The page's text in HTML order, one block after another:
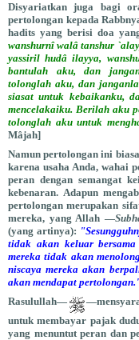
Disyariatkan juga bagi
pertolongan kepada
hadits yang berisi doa
wanshurnî walâ tanshur
yassiril hudâ ilayya,
bantulah aku, dan
tolonglah aku, dan
siasat untuk kebaikanku,
mencelakaiku. Berilah aku
tolonglah aku untuk
Mâjah]
Namun pertolongan ini
karena usaha Anda, wahai
peran dengan semangat
kebenaran. Adapun
pertolongan merupakan
mereka, yang Allah —
(yang artinya):
tidak akan keluar
mereka tidak akan
niscaya mereka akan
akan mendapat
Rasulullah—
untuk membayar pajak
yang menuntut peran dan